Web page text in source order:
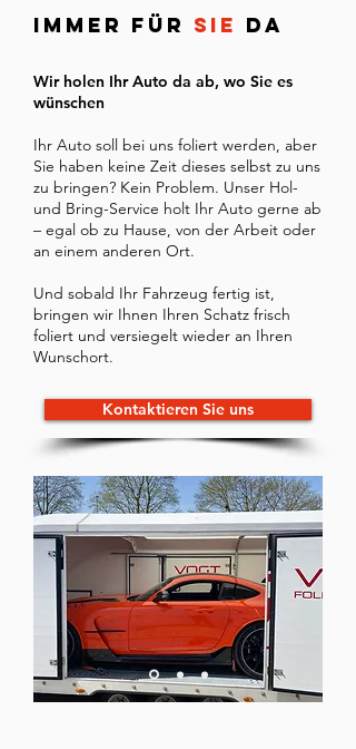
IMMER FÜR SIE DA
Wir holen Ihr Auto da ab, wo Sie es
wünschen
Ihr Auto soll bei uns foliert werden, aber
Sie haben keine Zeit dieses selbst zu uns
zu bringen? Kein Problem. Unser Hol-
und Bring-Service holt Ihr Auto gerne ab
– egal ob zu Hause, von der Arbeit oder
an einem anderen Ort.
Und sobald Ihr Fahrzeug fertig ist,
bringen wir Ihnen Ihren Schatz frisch
foliert und versiegelt wieder an Ihren
Wunschort.
Kontaktieren Sie uns